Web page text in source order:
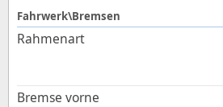
Fahrwerk\Bremsen
Rahmenart
Bremse vorne